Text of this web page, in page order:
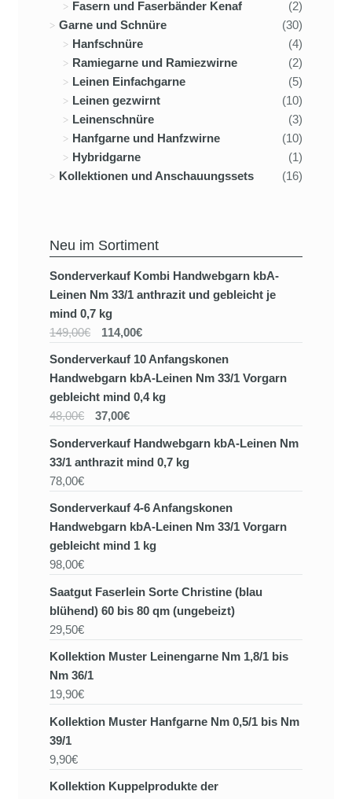
Fasern und Faserbänder Kenaf
(2)
Garne und Schnüre
(30)
Hanfschnüre
(4)
Ramiegarne und Ramiezwirne
(2)
Leinen Einfachgarne
(5)
Leinen gezwirnt
(10)
Leinenschnüre
(3)
Hanfgarne und Hanfzwirne
(10)
Hybridgarne
(1)
Kollektionen und Anschauungssets
(16)
Neu im Sortiment
Sonderverkauf Kombi Handwebgarn kbA-
Leinen Nm 33/1 anthrazit und gebleicht je
mind 0,7 kg
149,00€
114,00€
Sonderverkauf 10 Anfangskonen
Handwebgarn kbA-Leinen Nm 33/1 Vorgarn
gebleicht mind 0,4 kg
48,00€
37,00€
Sonderverkauf Handwebgarn kbA-Leinen Nm
33/1 anthrazit mind 0,7 kg
78,00€
Sonderverkauf 4-6 Anfangskonen
Handwebgarn kbA-Leinen Nm 33/1 Vorgarn
gebleicht mind 1 kg
98,00€
Saatgut Faserlein Sorte Christine (blau
blühend) 60 bis 80 qm (ungebeizt)
29,50€
Kollektion Muster Leinengarne Nm 1,8/1 bis
Nm 36/1
19,90€
Kollektion Muster Hanfgarne Nm 0,5/1 bis Nm
39/1
9,90€
Kollektion Kuppelprodukte der